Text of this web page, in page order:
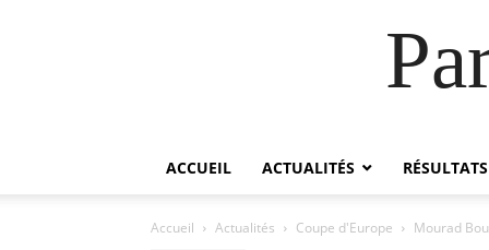
ACCUEIL ACTUALITÉS RÉSULTATS
Accueil Actualités Coupe d'Europe Mourad